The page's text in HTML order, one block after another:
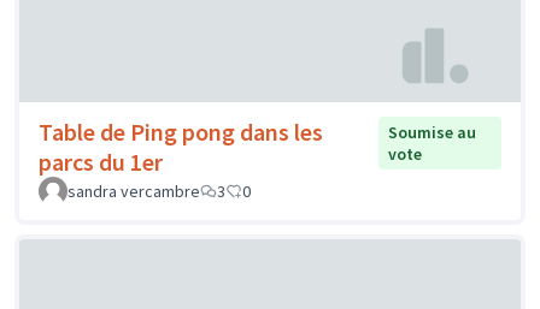
Table de Ping pong dans les
parcs du 1er
Soumise au
vote
sandra vercambre
3 0